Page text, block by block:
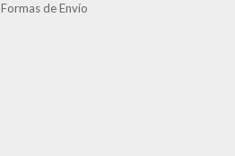
Formas de Envío